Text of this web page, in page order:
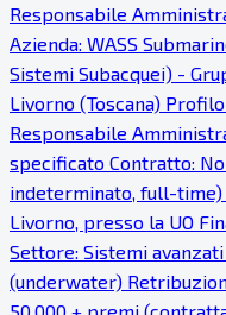
Responsabile
Azienda: WASS
Sistemi Subacquei) -
Livorno (Toscana)
Responsabile
specificato Contratto:
indeterminato, full-time)
Livorno, presso la UO
Settore: Sistemi
(underwater)
50.000 + premi